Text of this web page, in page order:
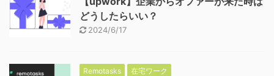
どうしたらいい？
2024/6/17
Remotasks 在宅ワーク